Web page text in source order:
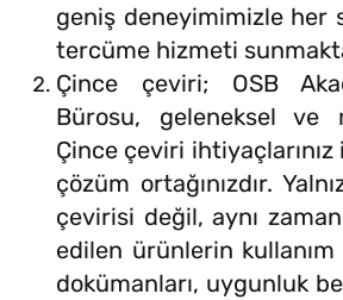
geniş deneyimimizle her
tercüme hizmeti
Çince çeviri; OSB
Bürosu, geleneksel ve
Çince çeviri
çözüm ortağınızdır.
çevirisi değil, aynı
edilen ürünlerin kullanım
dokümanları, uygunluk